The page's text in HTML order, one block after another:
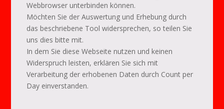
Webbrowser unterbinden können.
Möchten Sie der Auswertung und Erhebung durch
das beschriebene Tool widersprechen, so teilen Sie
uns dies bitte mit.
In dem Sie diese Webseite nutzen und keinen
Widerspruch leisten, erklären Sie sich mit
Verarbeitung der erhobenen Daten durch Count per
Day einverstanden.